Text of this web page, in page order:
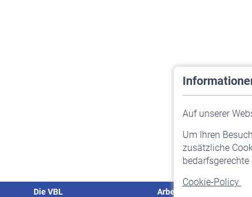
Auf unserer
Um Ihren
zusätzliche
Cookie-Policy
Die VBL
Arbeitgeber